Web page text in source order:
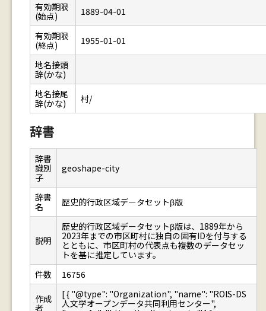
有効期限
(始点)
1889-04-01
有効期限
(終点)
1955-01-01
地名接頭
辞(かな)
地名接尾
辞(かな)
村/
辞書
辞書
識別
子
geoshape-city
辞書
名
歴史的行政区域データセットβ版
説明
歴史的行政区域データセットβ版は、1889年から
2023年までの市区町村に独自の固有IDを付与する
とともに、市区町村の代表点も複数のデータセッ
トを基に推定しています。
件数
16756
作成
者
[ { "@type": "Organization", "name": "ROIS-DS
人文学オープンデータ共同利用センター",